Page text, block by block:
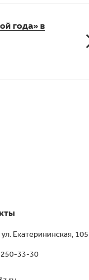
года» в
Екатерининская, 105
250-33-30